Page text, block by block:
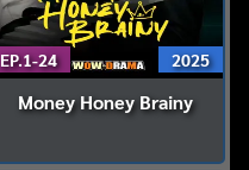
EP.1-24 2025
Money Honey Brainy